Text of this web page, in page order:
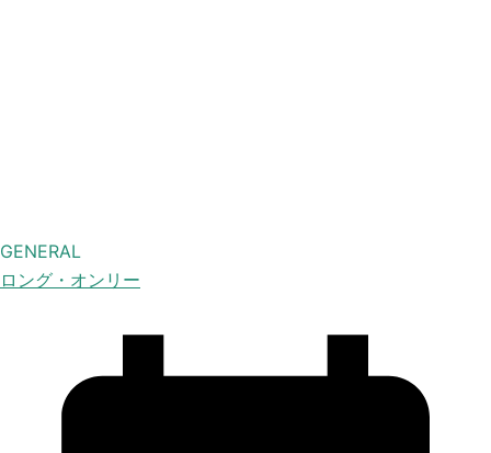
GENERAL
ロング・オンリー